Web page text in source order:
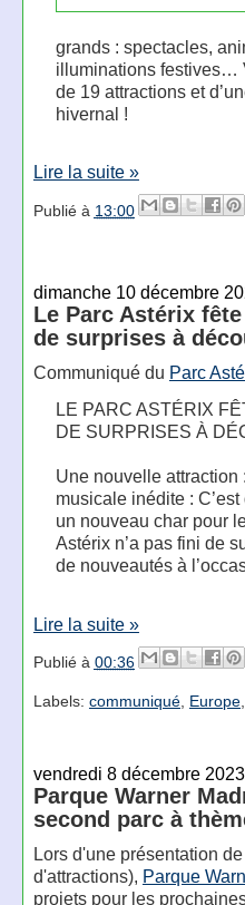
grands : spectacles,
illuminations festives…
de 19 attractions et
hivernal !
Lire la suite »
Publié à 13:00
dimanche 10 décembre
Le Parc Astérix
de surprises à
Communiqué du Parc
LE PARC ASTÉRIX
DE SURPRISES À
Une nouvelle attraction
musicale inédite :
un nouveau char pour
Astérix n’a pas fini de
de nouveautés à
Lire la suite »
Publié à 00:36
Labels: communiqué, Europe,
vendredi 8 décembre 2023
Parque Warner
second parc à
Lors d'une présentation
d'attractions), Parque
projets pour les